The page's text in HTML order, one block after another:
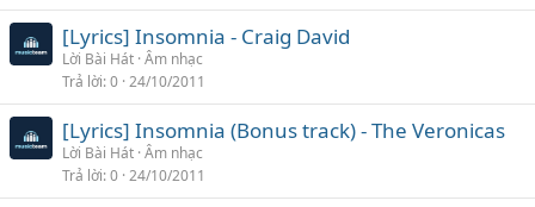
[Lyrics] Insomnia - Craig David
Lời Bài Hát Âm nhạc
Trả lời 0 24/10/2011
[Lyrics] Insomnia (Bonus track) - The Veronicas
Lời Bài Hát Âm nhạc
Trả lời 0 24/10/2011